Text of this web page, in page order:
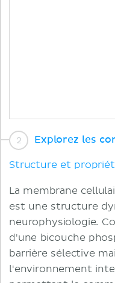
Explorez les
Structure et
La membrane
est une structure
neurophysiologie.
d'une bicouche
barrière sélective
l'environnement